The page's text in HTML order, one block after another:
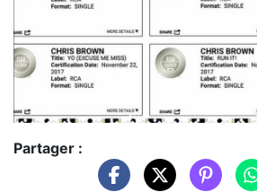
Partager :